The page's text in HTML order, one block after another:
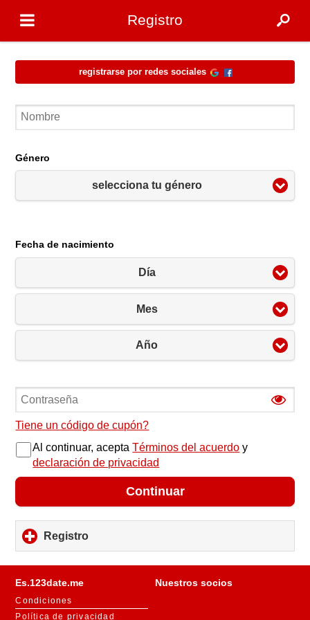
Registro
Registrarse por redes sociales
Género
selecciona tu género
Fecha de nacimiento
Día
Mes
Año
Tiene un código de cupón?
Al continuar, aceptaTérminos del acuerdo y
declaración de privacidad
Continuar
Registro
to
expand
Es.123date.me
Condiciones
Política de privacidad
Nuestros socios